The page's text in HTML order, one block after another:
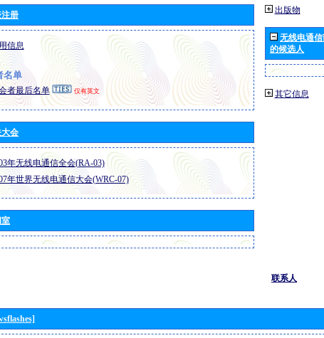
册
信息
名单
者最后名单 仅有英文
会
年无线电通信全会(RA-03)
年世界无线电通信大会(WRC-07)
出版物
无线电通
的候选人
其它信息
联系人